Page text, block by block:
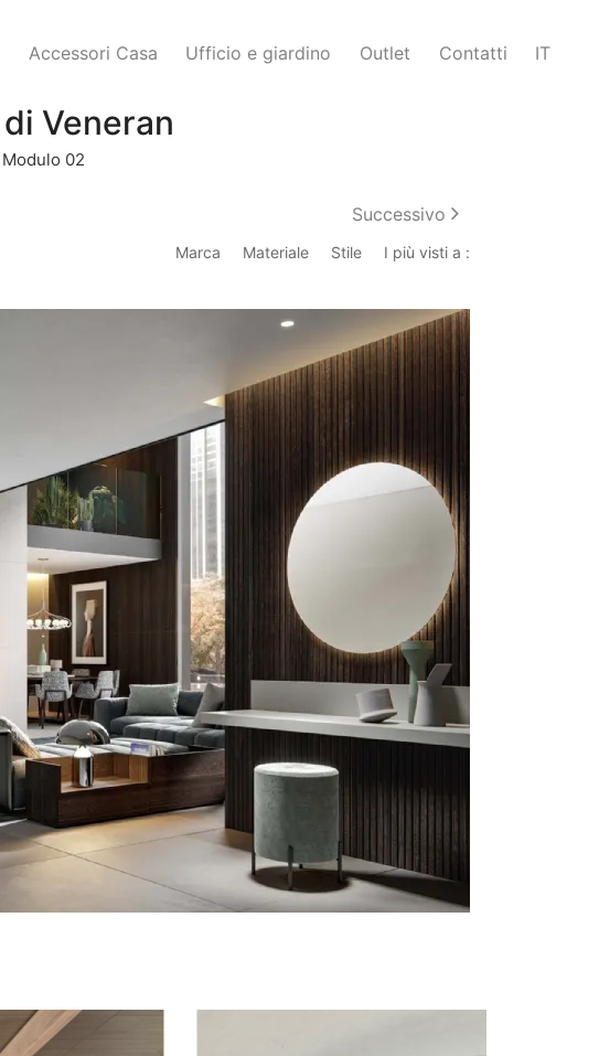
Accessori Casa Ufficio e giardino Outlet Contatti IT
Veneran
Modulo 02
Successivo
Marca Materiale Stile I più visti a :